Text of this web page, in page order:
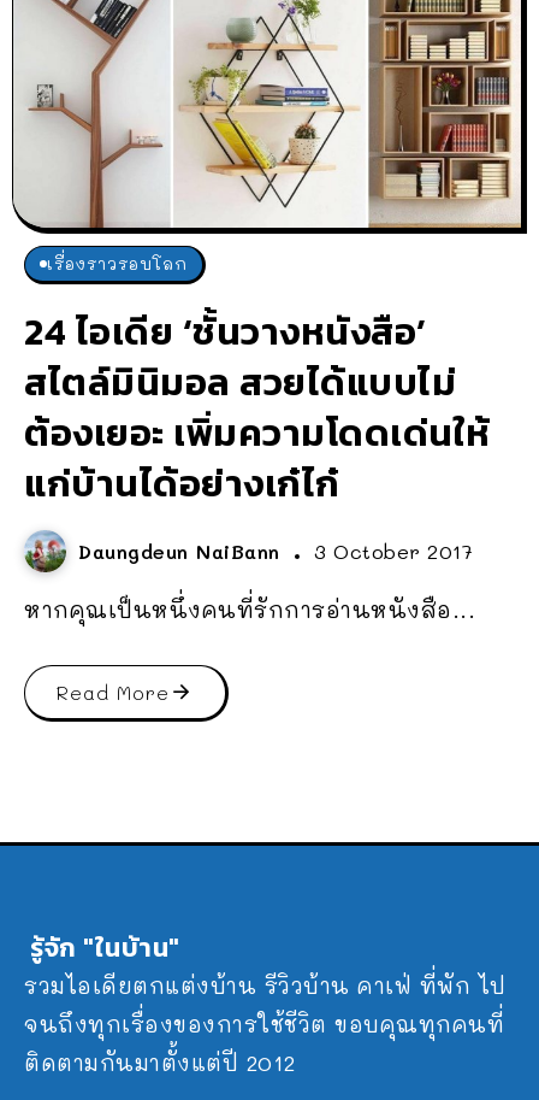
เรื่องราวรอบโลก
24 ไอเดีย ‘ชั้นวางหนังสือ’
สไตล์มินิมอล สวยได้แบบไม่
ต้องเยอะ เพิ่มความโดดเด่นให้
แก่บ้านได้อย่างเก๋ไก๋
Daungdeun NaiBann 3 October 2017
หากคุณเป็นหนึ่งคนที่รักการอ่านหนังสือ...
Read More
รู้จัก "ในบ้าน"
รวมไอเดียตกแต่งบ้าน รีวิวบ้าน คาเฟ่ ที่พัก ไป
จนถึงทุกเรื่องของการใช้ชีวิต ขอบคุณทุกคนที่
ติดตามกันมาตั้งแต่ปี 2012